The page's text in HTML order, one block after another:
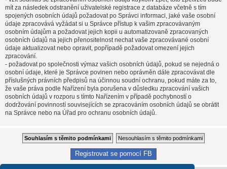
mít za následek odstranění uživatelské registrace z databáze včetně s tím
spojených osobních údajů požadovat po Správci informaci, jaké vaše osobní
údaje zpracovává vyžádat si u Správce přístup k vašim zpracovávaným
osobním údajům a požadovat jejich kopii u automatizovaně zpracovaných
osobních údajů na jejich přenositelnost nechat vaše zpracovávané osobní
údaje aktualizovat nebo opravit, popřípadě požadovat omezení jejich
zpracování.
- požadovat po společnosti výmaz vašich osobních údajů, pokud se nejedná o
osobní údaje, které je Správce povinen nebo oprávněn dále zpracovávat dle
příslušných právních předpisů na účinnou soudní ochranu, pokud máte za to,
že vaše práva podle Nařízení byla porušena v důsledku zpracování vašich
osobních údajů v rozporu s tímto Nařízením v případě pochybností o
dodržování povinností souvisejících se zpracováním osobních údajů se obrátit
na Správce nebo na Úřad pro ochranu osobních údajů.
Registrovat se pomocí FB